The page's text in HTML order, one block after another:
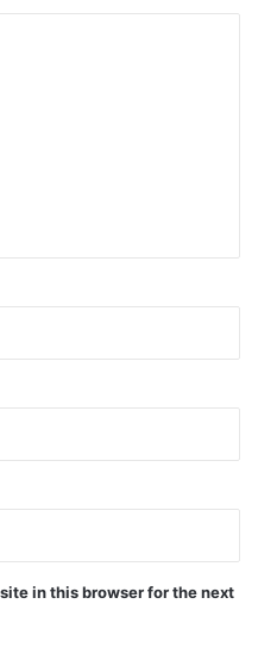
in this browser for the next